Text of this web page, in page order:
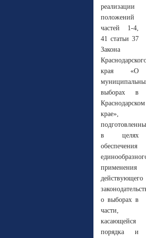
реализации
положений
частей 1-4,
41 статьи 37
Закона
края «О
выборах в
Краснодарском
крае»,
в целях
обеспечения
применения
действующего
о выборах в
части,
касающейся
порядка и